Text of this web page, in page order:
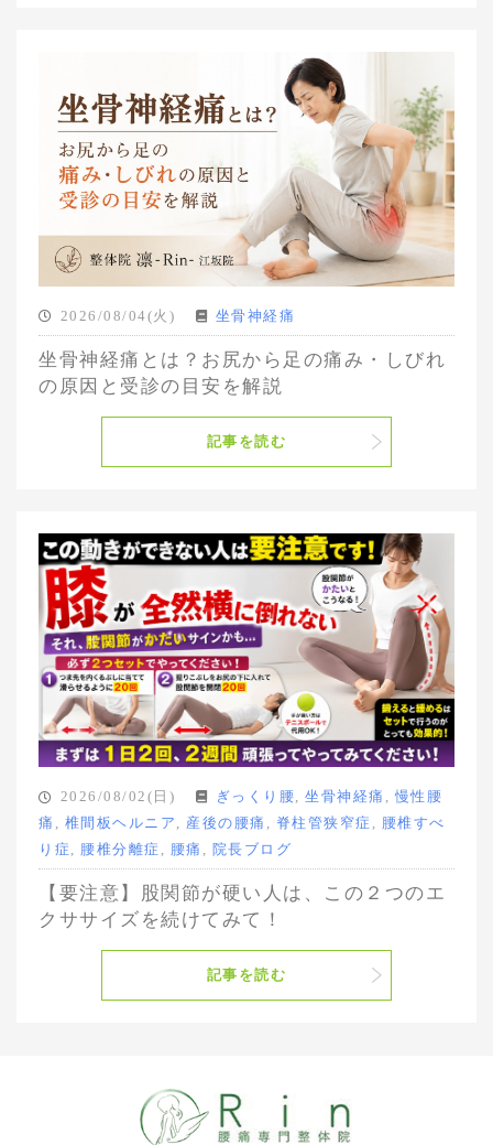
2026/08/04(火) 坐骨神経痛
坐骨神経痛とは？お尻から足の痛み・しびれ
の原因と受診の目安を解説
記事を読む
2026/08/02(日) ぎっくり腰, 坐骨神経痛 , 慢性腰
痛 , 椎間板ヘルニア , 産後の腰痛 , 脊柱管狭窄症 , 腰椎すべ
り症 , 腰椎分離症 , 腰痛 , 院長ブログ
【要注意】股関節が硬い人は、この２つのエ
クササイズを続けてみて！
記事を読む